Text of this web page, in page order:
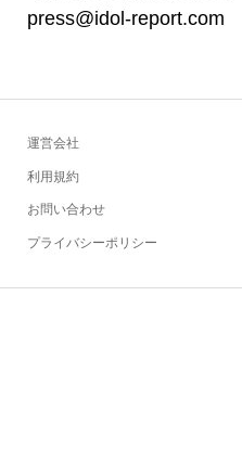
press@idol-report.com
運営会社
利用規約
お問い合わせ
プライバシーポリシー